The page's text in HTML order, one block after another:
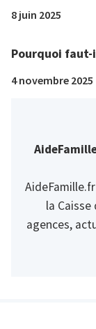
8 juin 2025
Pourquoi faut-
4 novembre 2025
la
agences,